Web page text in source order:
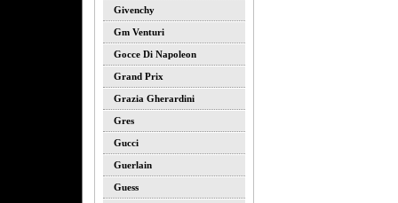
Givenchy
Gm Venturi
Gocce Di Napoleon
Grand Prix
Grazia Gherardini
Gres
Gucci
Guerlain
Guess